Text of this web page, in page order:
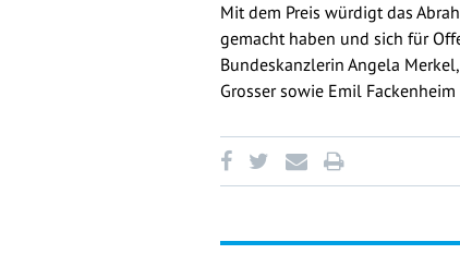
Mit dem Preis würdigt das
gemacht haben und sich für
Bundeskanzlerin Angela
Grosser sowie Emil